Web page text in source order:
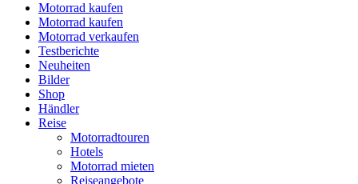
Motorrad kaufen
Motorrad kaufen
Motorrad verkaufen
Testberichte
Neuheiten
Bilder
Shop
Händler
Reise
Motorradtouren
Hotels
Motorrad mieten
Reiseangebote